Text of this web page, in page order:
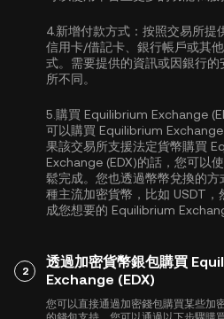
4.新增付款方式： 按照交易所提
信用卡/借記卡、銀行帳戶或其
式。需要提供的資訊或因銀行的
所不同。
5. 購買 Equilibrium Exchange
可以購買 Equilibrium Exchange
果該交易所支援法定貨幣購買
Exchange (EDX)的話，您可以
鬆完成。您也透過幣幣兌換的方
種主流加密貨幣，比如 USDT
成您想要的 Equilibrium
2
透過加密貨幣銀包購買
Exchange (EDX)
您可以直接通過加密錢包購買某些加